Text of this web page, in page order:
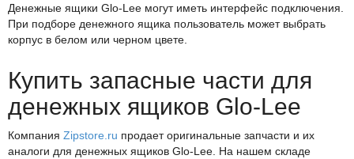
Денежные ящики Glo-Lee могут иметь интерфейс подключения.
При подборе денежного ящика пользователь может выбрать
корпус в белом или черном цвете.
Купить запасные части для
денежных ящиков Glo-Lee
Компания Zipstore.ru продает оригинальные запчасти и их
аналоги для денежных ящиков Glo-Lee. На нашем складе